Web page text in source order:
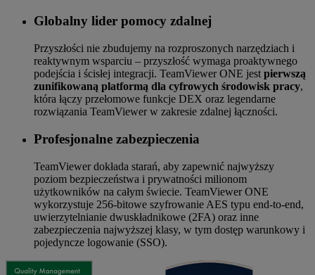
Globalny lider pomocy zdalnej
Przyszłości nie zbudujemy na rozproszonych narzędziach i
reaktywnym wsparciu – przyszłość wymaga proaktywnego
podejścia i ścisłej integracji. TeamViewer ONE jest pierwszą
zunifikowaną platformą dla cyfrowych środowisk pracy,
która łączy przełomowe funkcje DEX oraz legendarne
rozwiązania TeamViewer w zakresie zdalnej łączności.
Profesjonalne zabezpieczenia
TeamViewer dokłada starań, aby zapewnić najwyższy
poziom bezpieczeństwa i prywatności milionom
użytkowników na całym świecie. TeamViewer ONE
wykorzystuje 256-bitowe szyfrowanie AES typu end-to-end,
uwierzytelnianie dwuskładnikowe (2FA) oraz inne
zabezpieczenia najwyższej klasy, w tym dostęp warunkowy i
pojedyncze logowanie (SSO).